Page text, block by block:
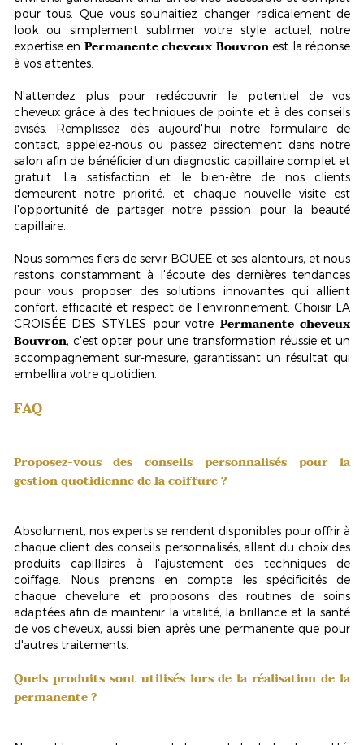
pour tous. Que vous souhaitiez changer radicalement de
look ou simplement sublimer votre style actuel, notre
expertise en Permanente cheveux Bouvron est la réponse
à vos attentes.
N'attendez plus pour redécouvrir le potentiel de vos
cheveux grâce à des techniques de pointe et à des conseils
avisés. Remplissez dès aujourd'hui notre formulaire de
contact, appelez-nous ou passez directement dans notre
salon afin de bénéficier d'un diagnostic capillaire complet et
gratuit. La satisfaction et le bien-être de nos clients
demeurent notre priorité, et chaque nouvelle visite est
l'opportunité de partager notre passion pour la beauté
capillaire.
Nous sommes fiers de servir BOUEE et ses alentours, et nous
restons constamment à l'écoute des dernières tendances
pour vous proposer des solutions innovantes qui allient
confort, efficacité et respect de l'environnement. Choisir LA
CROISÉE DES STYLES pour votre Permanente cheveux
Bouvron, c'est opter pour une transformation réussie et un
accompagnement sur-mesure, garantissant un résultat qui
embellira votre quotidien.
FAQ
Proposez-vous des conseils personnalisés pour la
gestion quotidienne de la coiffure ?
Absolument, nos experts se rendent disponibles pour offrir à
chaque client des conseils personnalisés, allant du choix des
produits capillaires à l'ajustement des techniques de
coiffage. Nous prenons en compte les spécificités de
chaque chevelure et proposons desroutines de soins
adaptéesafin de maintenir la vitalité, la brillance et la santé
de vos cheveux, aussi bien après une permanente que pour
d'autres traitements.
Quels produits sont utilisés lors de la réalisation de la
permanente ?